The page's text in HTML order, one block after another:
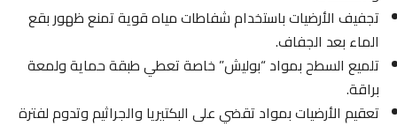
تجفيف الأرضيات باستخدام شفاطات مياه قوية تمنع ظهور بقع
الماء بعد الجفاف.
تلميع السطح بمواد “بوليش” خاصة تعطي طبقة حماية ولمعة
براقة.
تعقيم الأرضيات بمواد تقضي على البكتيريا والجراثيم وتدوم لفترة